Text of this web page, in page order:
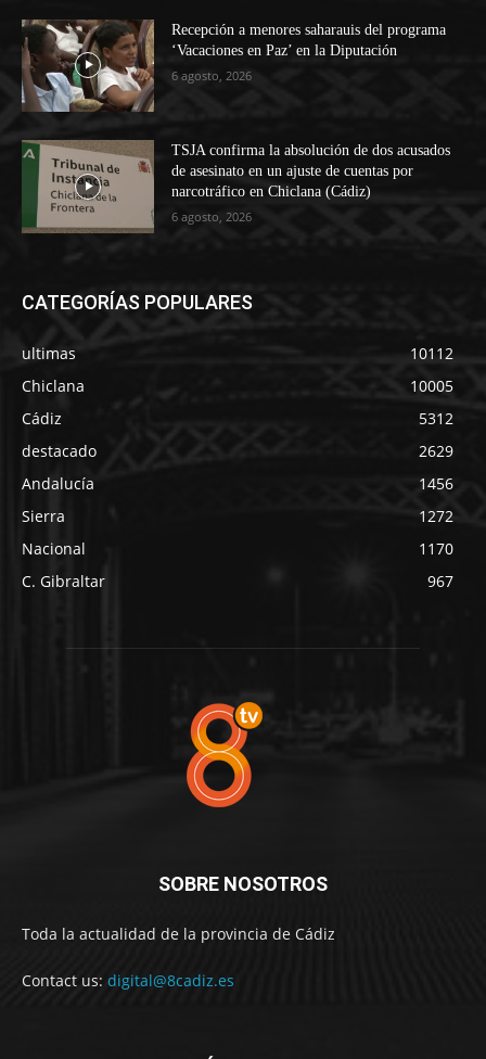
Recepción a menores saharauis del programa
‘Vacaciones en Paz’ en la Diputación
6 agosto, 2026
TSJA confirma la absolución de dos acusados
de asesinato en un ajuste de cuentas por
narcotráfico en Chiclana (Cádiz)
6 agosto, 2026
CATEGORÍAS POPULARES
ultimas
10112
Chiclana
10005
Cádiz
5312
destacado
2629
Andalucía
1456
Sierra
1272
Nacional
1170
C. Gibraltar
967
SOBRE NOSOTROS
Toda la actualidad de la provincia de Cádiz
Contact us: digital@8cadiz.es